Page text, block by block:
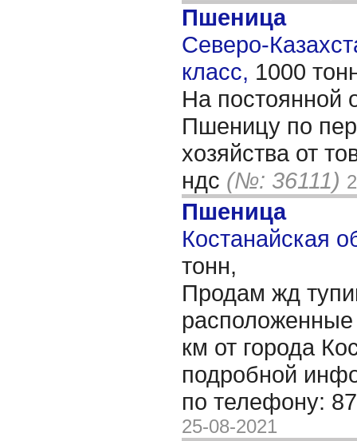
Пшеница
Северо-
класс, 1000
На постоянной
Пшеницу по
хозяйства от
ндс (№: 36111)
Пшеница
Костанайская
тонн,
Продам жд
км от города
подробной
по телефону:
25-08-2021